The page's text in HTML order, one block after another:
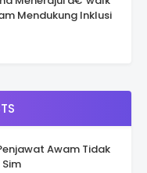
Mendukung Inklusi
Awam Tidak